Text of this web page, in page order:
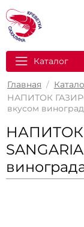
Каталог
Главная /
НАПИТОК
вкусом